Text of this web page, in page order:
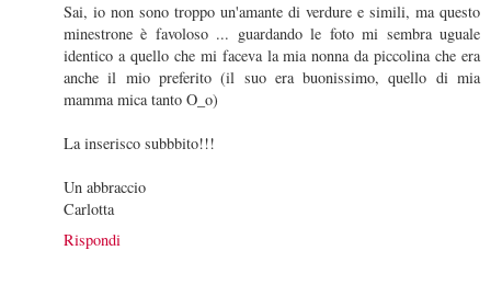
Sai, io non sono troppo un'amante di verdure e simili, ma questo
minestrone è favoloso ... guardando le foto mi sembra uguale
identico a quello che mi faceva la mia nonna da piccolina che era
anche il mio preferito (il suo era buonissimo, quello di mia
mamma mica tanto O_o)
La inserisco subbbito!!!
Un abbraccio
Carlotta
Rispondi